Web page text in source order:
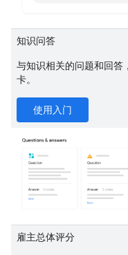
知识问答
与知识相关的问题和回答
卡。
使用入门
雇主总体评分